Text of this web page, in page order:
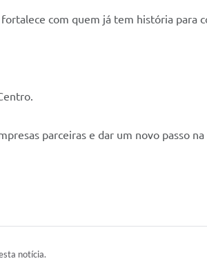
com quem já tem história para
parceiras e dar um novo passo
notícia.